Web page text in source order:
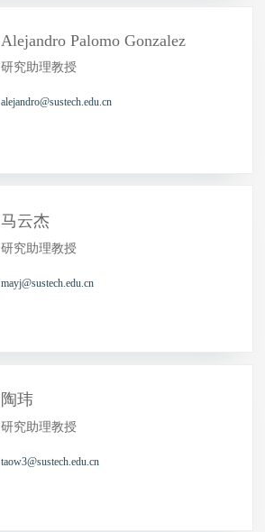
Alejandro Palomo Gonzalez
研究助理教授
alejandro@sustech.edu.cn
马云杰
研究助理教授
mayj@sustech.edu.cn
陶玮
研究助理教授
taow3@sustech.edu.cn